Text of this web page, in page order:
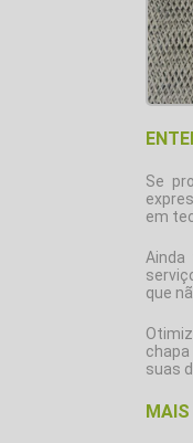
Se
em
Ainda
que
suas
MAIS